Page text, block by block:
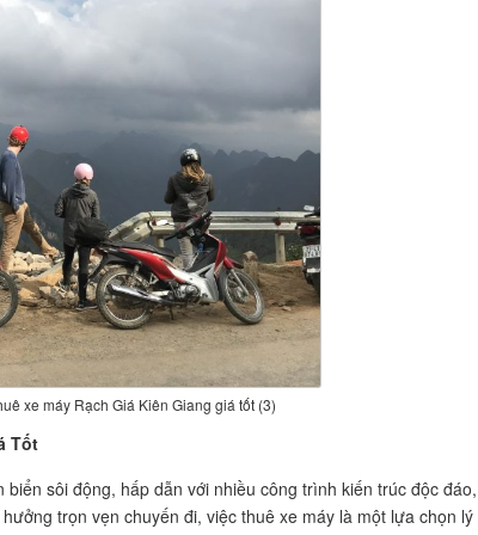
xe máy Rạch Giá Kiên Giang giá tốt (3)
Tốt
sôi động, hấp dẫn với nhiều công trình kiến trúc độc đáo,
trọn vẹn chuyến đi, việc thuê xe máy là một lựa chọn lý